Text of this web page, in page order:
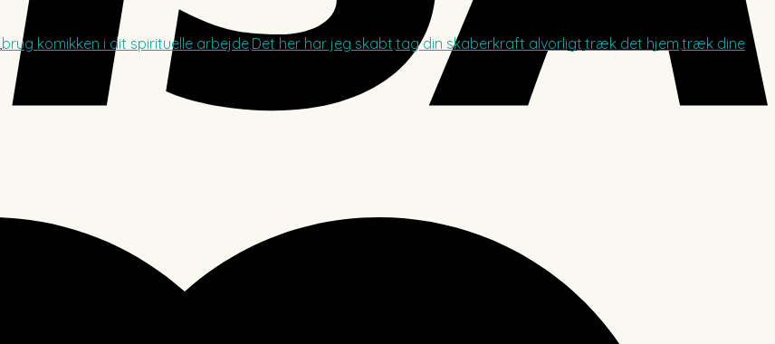
brug komikken i dit spirituelle arbejde Det her har jeg skabt tag din skaberkraft alvorligt træk det hjem træk dine